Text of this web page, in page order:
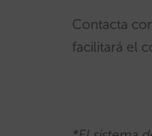
Contacta
facilitará el